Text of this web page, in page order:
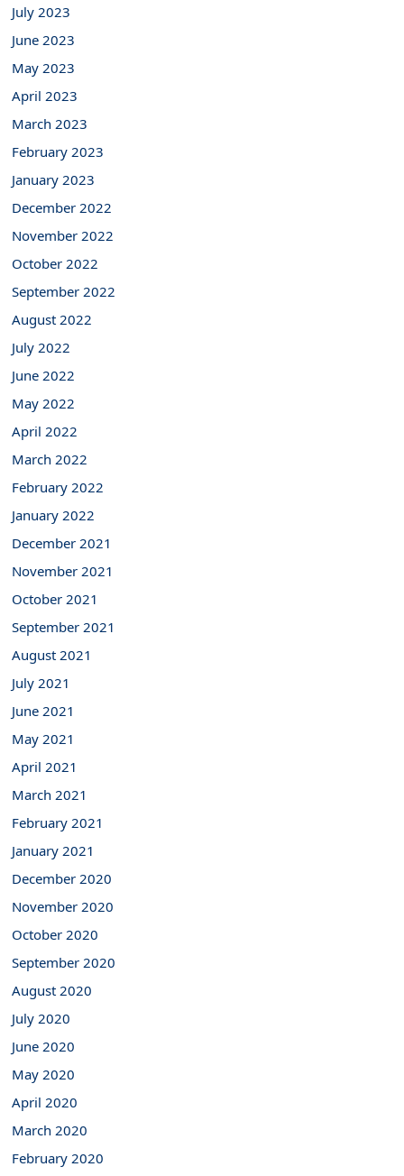
July 2023
June 2023
May 2023
April 2023
March 2023
February 2023
January 2023
December 2022
November 2022
October 2022
September 2022
August 2022
July 2022
June 2022
May 2022
April 2022
March 2022
February 2022
January 2022
December 2021
November 2021
October 2021
September 2021
August 2021
July 2021
June 2021
May 2021
April 2021
March 2021
February 2021
January 2021
December 2020
November 2020
October 2020
September 2020
August 2020
July 2020
June 2020
May 2020
April 2020
March 2020
February 2020